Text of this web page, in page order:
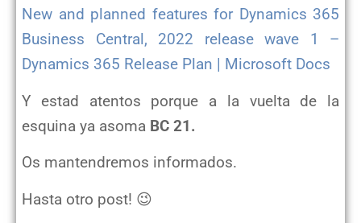
New and planned features for Dynamics 365
Business Central, 2022 release wave 1 –
Dynamics 365 Release Plan | Microsoft Docs
Y estad atentos porque a la vuelta de la
esquina ya asoma BC 21.
Os mantendremos informados.
Hasta otro post! 😉